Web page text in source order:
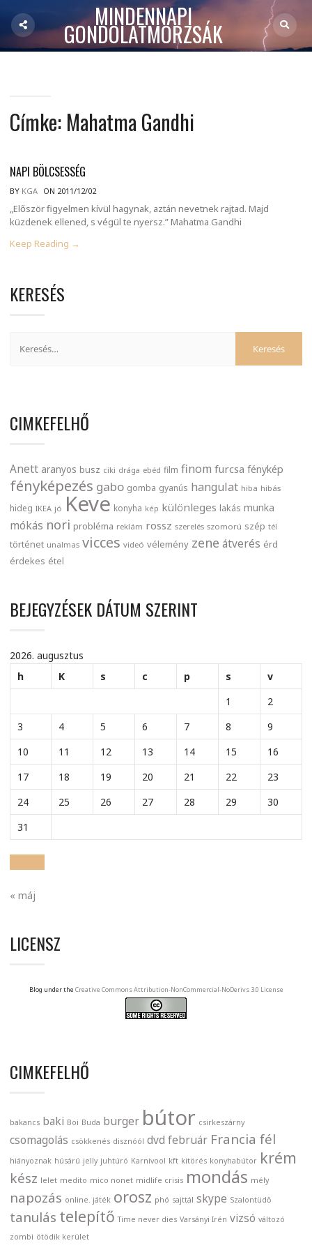
MINDENNAPI
GONDOLATMORZSÁK
Címke: Mahatma Gandhi
NAPI BÖLCSESSÉG
BY KGA ON 2011/12/02
„Először figyelmen kívül hagynak, aztán nevetnek rajtad. Majd
küzdenek ellened, s végül te nyersz.” Mahatma Gandhi
Keep Reading →
KERESÉS
CIMKEFELHŐ
Anett aranyos busz ciki drága ebéd film finom furcsa fénykép
fényképezés gabo gomba gyanús hangulat hiba hibás
hideg IKEA jó Keve konyha kép különleges lakás munka
mókás nori probléma reklám rossz szerelés szomorú szép tél
történet unalmas vicces videó vélemény zene átverés érd
érdekes étel
BEJEGYZÉSEK DÁTUM SZERINT
2026. augusztus
h
K s c p s
v
1
2
3
4 5 6 7 8
9
10
11 12 13 14 15
16
17
18 19 20 21 22
23
24
25 26 27 28 29
30
31
« máj
LICENSZ
Blog under the Creative Commons Attribution-NonCommercial-NoDerivs 3.0 License
CIMKEFELHŐ
bakancs baki Boi Buda burger bútor csirkeszárny
csomagolás csökkenés disznóól dvd február Francia fél
hiányoznak húsárú jelly juhtúró Karnivool kft kitörés konyhabútor krém
kész lelet medito mico nonet midlife crisis mondás mély
napozás online. játék orosz phó sajttál skype Szalontüdő
tanulás telepítő Time never dies Varsányi Irén vizsó változó
zombi ötödik kerület